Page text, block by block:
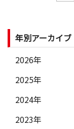
年別アーカイブ
2026年
2025年
2024年
2023年